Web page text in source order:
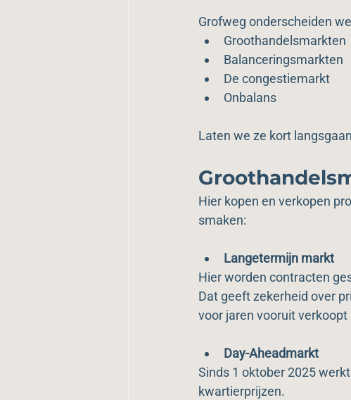
Grofweg onderscheiden
Groothandelsmarkten
Balanceringsmarkten
De congestiemarkt
Onbalans
Laten we ze kort
Hier kopen en verkopen
smaken:
Langetermijn markt
Hier worden contracten
Dat geeft zekerheid over
voor jaren vooruit
Day-Aheadmarkt
Sinds 1 oktober 2025
kwartierprijzen.